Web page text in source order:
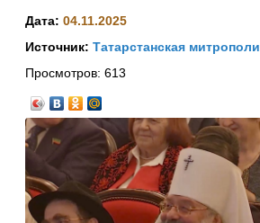
Дата: 04.11.2025
Источник: Татарстанская
Просмотров: 613